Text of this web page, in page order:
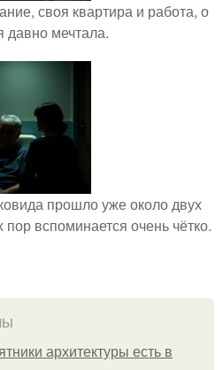
своя квартира и работа, о
давно мечтала.
прошло уже около двух
пор вспоминается очень чётко.
архитектуры есть в